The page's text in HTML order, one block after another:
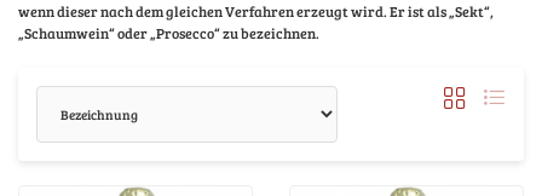
wenn dieser nach dem gleichen Verfahren erzeugt wird. Er ist als „Sekt“,
„Schaumwein“ oder „Prosecco“ zu bezeichnen.